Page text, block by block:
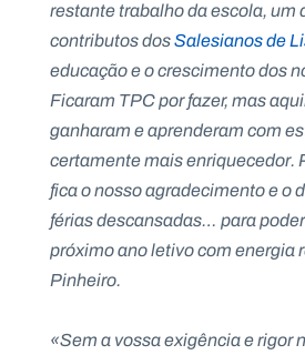
restante trabalho da escola, um
contributos dosSalesianos de
educação e o crescimento dos
Ficaram TPC por fazer, mas
ganharam e aprenderam com
certamente mais enriquecedor.
fica o nosso agradecimento e o
férias descansadas… para
próximo ano letivo com energia
Pinheiro.
«Sem a vossa exigência e rigor
N
w
s
l
e
e
r